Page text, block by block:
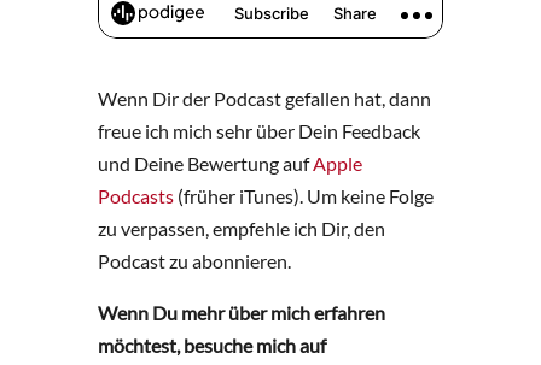
Wenn Dir der Podcast gefallen hat, dann
freue ich mich sehr über Dein Feedback
und Deine Bewertung aufApple
Podcasts(früher iTunes). Um keine Folge
zu verpassen, empfehle ich Dir, den
Podcast zu abonnieren.
Wenn Du mehr über mich erfahren
möchtest, besuche mich auf